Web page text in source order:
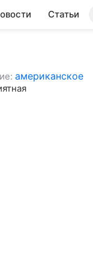
Статьи
американское